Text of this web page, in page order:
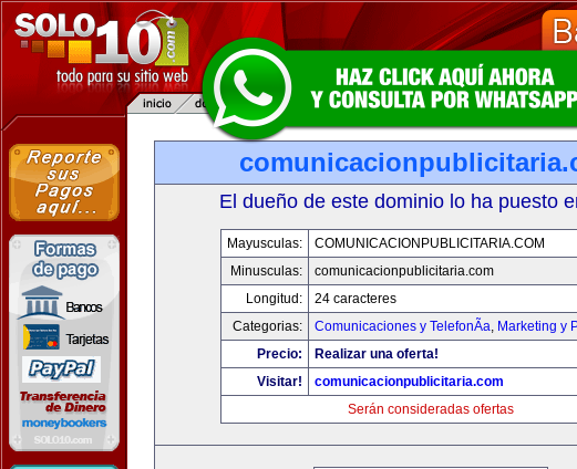
El dueño de este dominio lo ha puesto
Mayusculas:
COMUNICACIONPUBLICITARIA.COM
Minusculas:
comunicacionpublicitaria.com
Longitud:
24 caracteres
Categorias:
Comunicaciones y TelefonÃ­a, Marketing y
Precio:
Realizar una oferta!
Visitar!
comunicacionpublicitaria.com
Serán consideradas ofertas